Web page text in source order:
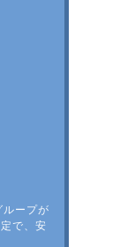
ープが
で、安